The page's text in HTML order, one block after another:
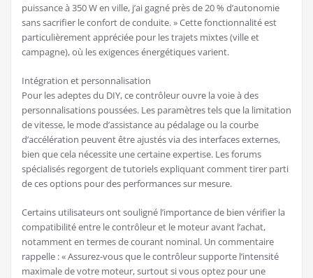
puissance à 350 W en ville, j’ai gagné près de 20 % d’autonomie
sans sacrifier le confort de conduite. » Cette fonctionnalité est
particulièrement appréciée pour les trajets mixtes (ville et
campagne), où les exigences énergétiques varient.
Intégration et personnalisation
Pour les adeptes du DIY, ce contrôleur ouvre la voie à des
personnalisations poussées. Les paramètres tels que la limitation
de vitesse, le mode d’assistance au pédalage ou la courbe
d’accélération peuvent être ajustés via des interfaces externes,
bien que cela nécessite une certaine expertise. Les forums
spécialisés regorgent de tutoriels expliquant comment tirer parti
de ces options pour des performances sur mesure.
Certains utilisateurs ont souligné l’importance de bien vérifier la
compatibilité entre le contrôleur et le moteur avant l’achat,
notamment en termes de courant nominal. Un commentaire
rappelle : « Assurez-vous que le contrôleur supporte l’intensité
maximale de votre moteur, surtout si vous optez pour une